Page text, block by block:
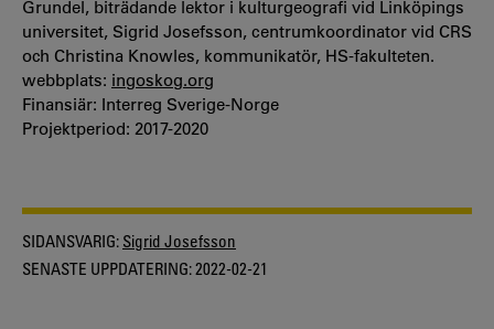
Grundel, biträdande lektor i kulturgeografi vid Linköpings
universitet, Sigrid Josefsson, centrumkoordinator vid CRS
och Christina Knowles, kommunikatör, HS-fakulteten.
webbplats: ingoskog.org
Finansiär: Interreg Sverige-Norge
Projektperiod: 2017-2020
SIDANSVARIG: Sigrid Josefsson
SENASTE UPPDATERING:2022-02-21